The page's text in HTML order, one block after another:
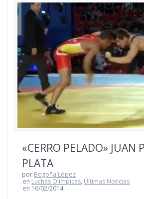
«CERRO PELADO» JUAN
PLATA
por Begoña López
en Luchas Olímpicas, Últimas Noticias
en 16/02/2014